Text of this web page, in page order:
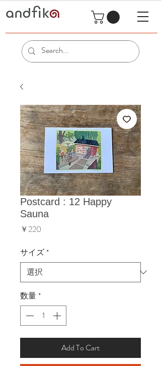
Postcard : 12 Happy
Sauna
￥220
サイズ*
数量*
Add To Cart